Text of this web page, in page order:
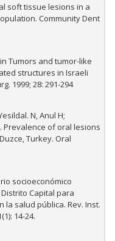
soft tissue lesions in a
Community Dent
Tumors and tumor-like
structures in Israeli
1999; 28: 291-294
N, Anul H;
Prevalence of oral lesions
Turkey. Oral
socioeconómico
Capital para
salud pública. Rev. Inst.
14-24.